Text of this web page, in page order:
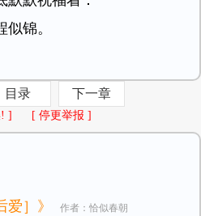
锦。
目录 下一章
] [ 停更举报 ]
爱］》 作者：恰似春朝